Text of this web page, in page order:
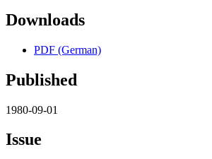
Downloads
PDF (German)
Published
1980-09-01
Issue